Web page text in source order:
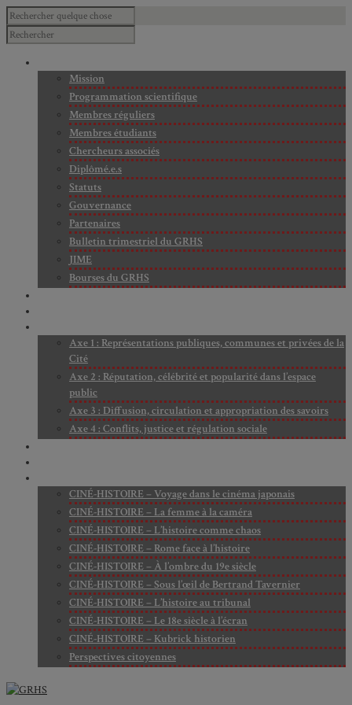
Mission
Programmation scientifique
Membres réguliers
Membres étudiants
Chercheurs associés
Diplômé.e.s
Statuts
Gouvernance
Partenaires
Bulletin trimestriel du GRHS
JIME
Bourses du GRHS
Axe 1 : Représentations publiques, communes et privées de la
Cité
Axe 2 : Réputation, célébrité et popularité dans l’espace
public
Axe 3 : Diffusion, circulation et appropriation des savoirs
Axe 4 : Conflits, justice et régulation sociale
CINÉ-HISTOIRE – Voyage dans le cinéma japonais
CINÉ-HISTOIRE – La femme à la caméra
CINÉ-HISTOIRE – L’histoire comme chaos
CINÉ-HISTOIRE – Rome face à l’histoire
CINÉ-HISTOIRE – À l’ombre du 19e siècle
CINÉ-HISTOIRE – Sous l’œil de Bertrand Tavernier
CINÉ-HISTOIRE – L’histoire au tribunal
CINÉ-HISTOIRE – Le 18e siècle à l’écran
CINÉ-HISTOIRE – Kubrick historien
Perspectives citoyennes